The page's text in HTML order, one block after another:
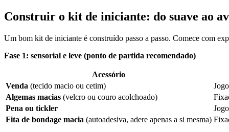
Construir o kit de iniciante: do suave ao
Um bom kit de iniciante é construído passo a passo. Comece com
Fase 1: sensorial e leve (ponto de partida recomendado)
Acessório
Venda (tecido macio ou cetim)
Algemas macias (velcro ou couro acolchoado)
Pena ou tickler
Fita de bondage macia (autoadesiva, adere apenas a si mesma)